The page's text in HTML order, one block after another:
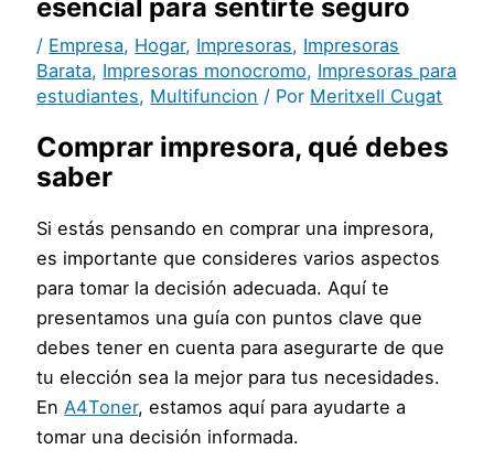
esencial para sentirte seguro
/ Empresa, Hogar, Impresoras, Impresoras
Barata, Impresoras monocromo, Impresoras para
estudiantes, Multifuncion / Por Meritxell Cugat
Comprar impresora, qué debes
saber
Si estás pensando en comprar una impresora,
es importante que consideres varios aspectos
para tomar la decisión adecuada. Aquí te
presentamos una guía con puntos clave que
debes tener en cuenta para asegurarte de que
tu elección sea la mejor para tus necesidades.
EnA4Toner, estamos aquí para ayudarte a
tomar una decisión informada.